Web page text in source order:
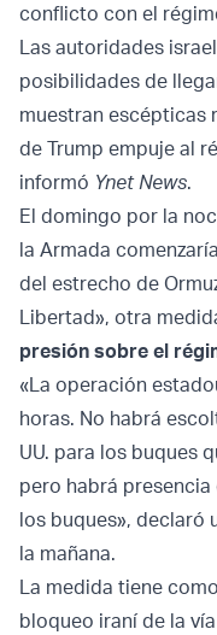
conflicto con el
Las autoridades
posibilidades de
muestran escépticas
de Trump empuje al
informó Ynet News.
El domingo por la
la Armada
del estrecho de
Libertad», otra
presión sobre el
«La operación
horas. No habrá
UU. para los buques
pero habrá
los buques», declaró
la mañana.
La medida tiene
bloqueo iraní de la